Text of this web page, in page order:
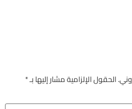
الحقول الإلزامية مشار إليها بـ*